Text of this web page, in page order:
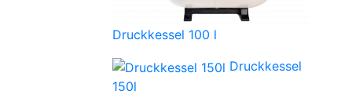
Druckkessel 100 l
Druckkessel
150l